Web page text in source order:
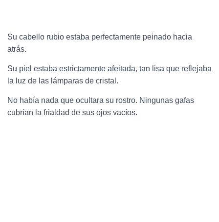
Su cabello rubio estaba perfectamente peinado hacia
atrás.
Su piel estaba estrictamente afeitada, tan lisa que reflejaba
la luz de las lámparas de cristal.
No había nada que ocultara su rostro. Ningunas gafas
cubrían la frialdad de sus ojos vacíos.